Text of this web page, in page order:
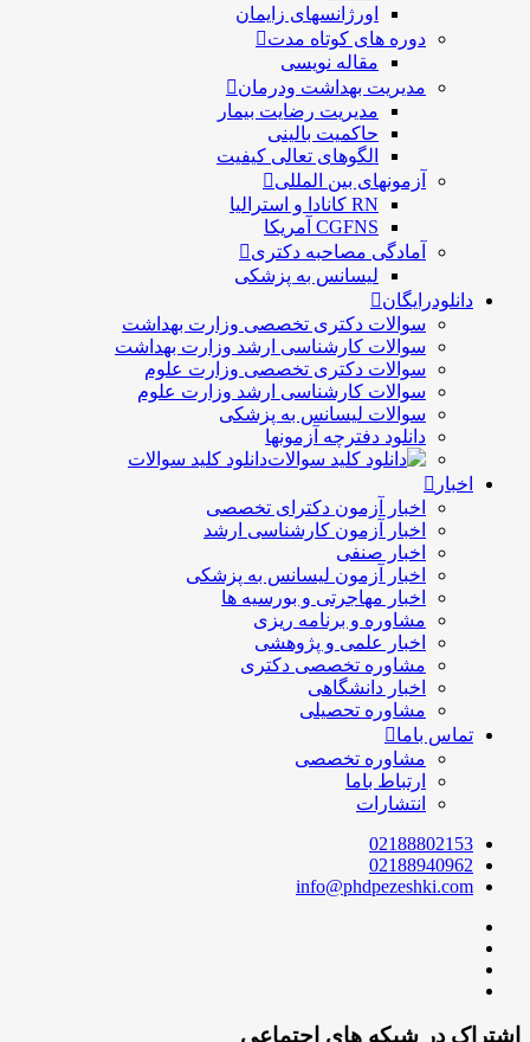
اورژانسهای زایمان
دوره های کوتاه مدت
مقاله نویسی
مدیریت بهداشت ودرمان
مديريت رضايت بيمار
حاكميت بالينی
الگوهای تعالی کيفيت
آزمونهای بین المللی
RN کانادا و استرالیا
CGFNS آمریکا
آمادگی مصاحبه دکتری
لیسانس به پزشکی
دانلودرایگان
سوالات دکتری تخصصی وزارت بهداشت
سوالات کارشناسی ارشد وزارت بهداشت
سوالات دکتری تخصصی وزارت علوم
سوالات کارشناسی ارشد وزارت علوم
سوالات لیسانس به پزشکی
دانلود دفترچه آزمونها
دانلود کلید سوالات
اخبار
اخبار آزمون دکترای تخصصی
اخبار آزمون کارشناسی ارشد
اخبار صنفی
اخبار آزمون لیسانس به پزشکی
اخبار مهاجرتی و بورسیه ها
مشاوره و برنامه ریزی
اخبار علمی و پژوهشی
مشاوره تخصصی دکتری
اخبار دانشگاهی
مشاوره تحصیلی
تماس باما
مشاوره تخصصی
ارتباط باما
انتشارات
02188802153
02188940962
info@phdpezeshki.com
اشتراک در شبکه های اجتماعی